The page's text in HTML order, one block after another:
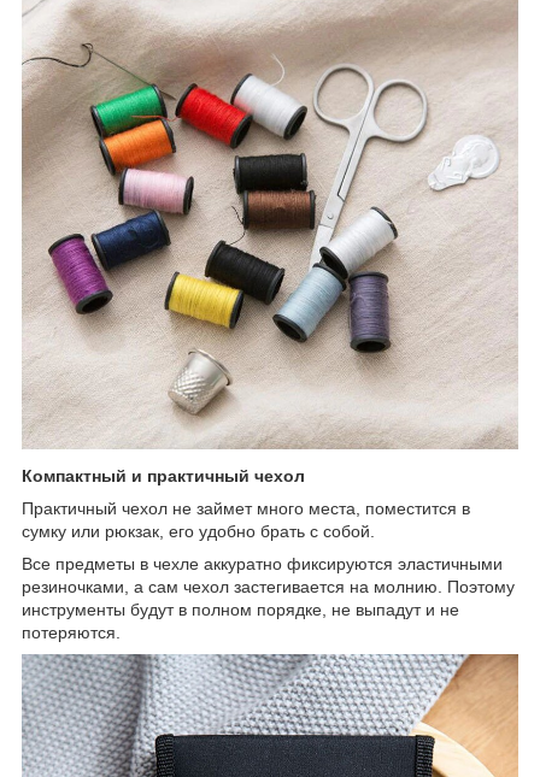
Компактный и практичный чехол
Практичный чехол не займет много места, поместится в
сумку или рюкзак, его удобно брать с собой.
Все предметы в чехле аккуратно фиксируются эластичными
резиночками, а сам чехол застегивается на молнию. Поэтому
инструменты будут в полном порядке, не выпадут и не
потеряются.